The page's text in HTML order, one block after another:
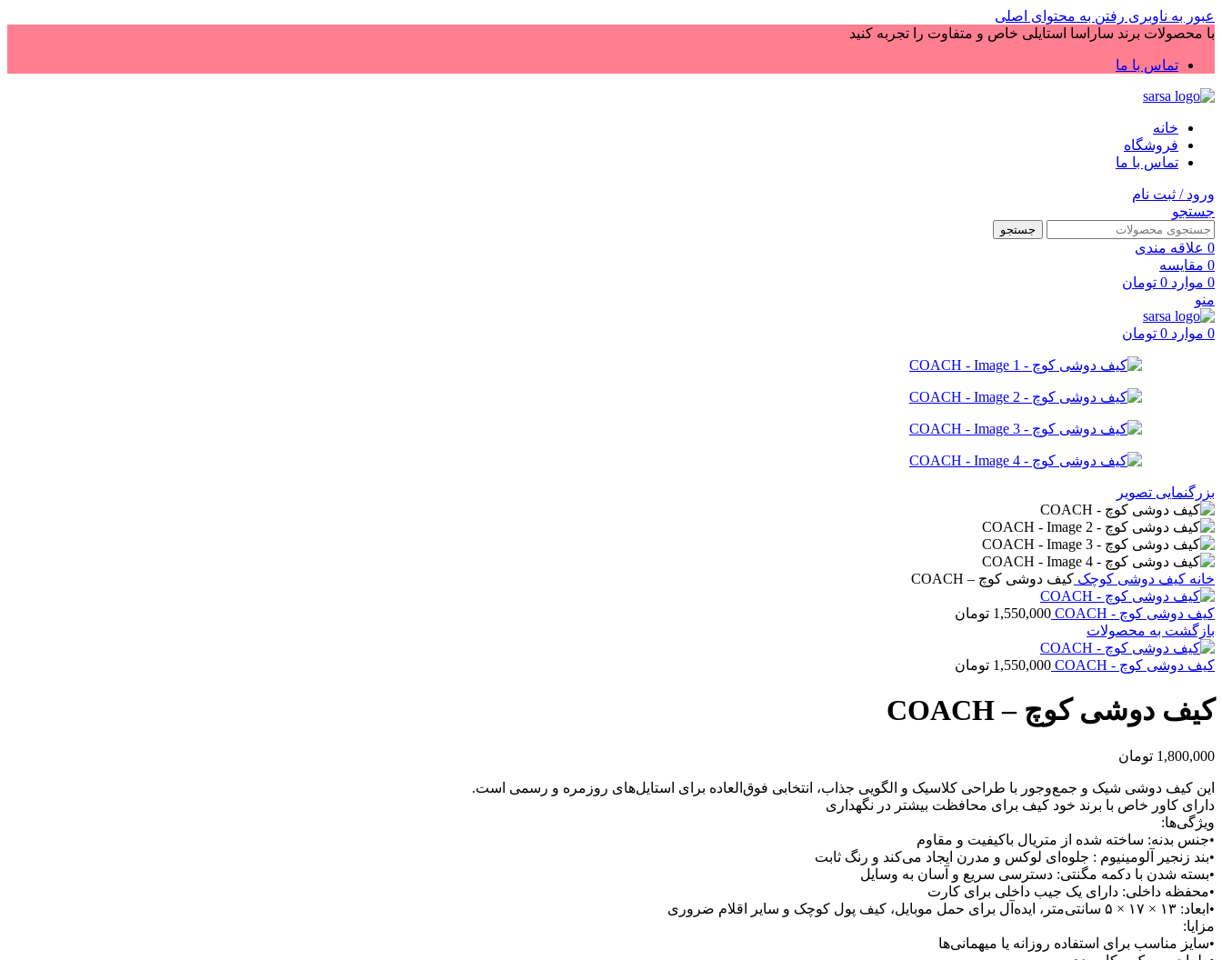
عبور به ناوبری رفتن به محتوای اصلی
با محصولات برند ساراسا استایلی خاص و متفاوت را تجربه کنید
تماس با ما
خانه
فروشگاه
تماس با ما
ورود / ثبت نام
جستجو
جستجو
0 علاقه مندی
0 مقایسه
0 موارد 0 تومان
منو
0 موارد 0 تومان
بزرگنمایی تصویر
خانه کیف دوشى کوچک کیف دوشی کوچ – COACH
کیف دوشی کوچ - COACH 1,550,000 تومان
بازگشت به محصولات
کیف دوشی کوچ - COACH 1,550,000 تومان
کیف دوشی کوچ – COACH
1,800,000 تومان
این کیف دوشی شیک و جمع‌وجور با طراحی کلاسیک و الگویی جذاب، انتخابی فوق‌العاده برای استایل‌های روزمره و رسمی است.
دارای کاور خاص با برند خود کیف برای محافظت بیشتر در نگهداری
ویژگی‌ها:
•جنس بدنه: ساخته شده از متریال باکیفیت و مقاوم
•بند زنجیر آلومینیوم : جلوه‌ای لوکس و مدرن ایجاد می‌کند و رنگ ثابت
•بسته شدن با دکمه مگنتی: دسترسی سریع و آسان به وسایل
•محفظه داخلی: دارای یک جیب داخلی برای کارت
•ابعاد: ۱۳ × ۱۷ × ۵ سانتی‌متر، ایده‌آل برای حمل موبایل، کیف پول کوچک و سایر اقلام ضروری
مزایا:
•سایز مناسب برای استفاده روزانه یا میهمانی‌ها